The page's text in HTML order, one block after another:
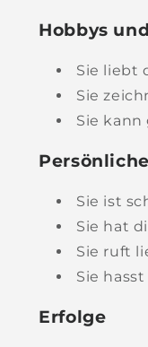
Hobbys
Sie liebt
Sie
Sie kann
Sie ist
Sie hat
Sie ruft
Sie
Erfolge